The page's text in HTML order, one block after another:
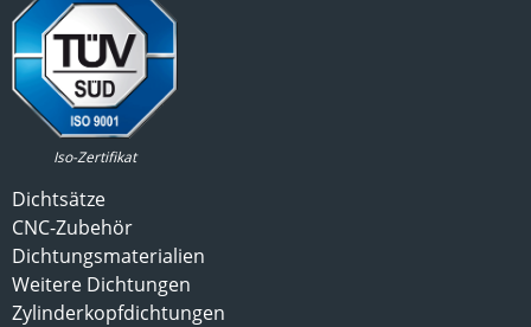
Iso-Zertifikat
Dichtsätze
CNC-Zubehör
Dichtungsmaterialien
Weitere Dichtungen
Zylinderkopfdichtungen